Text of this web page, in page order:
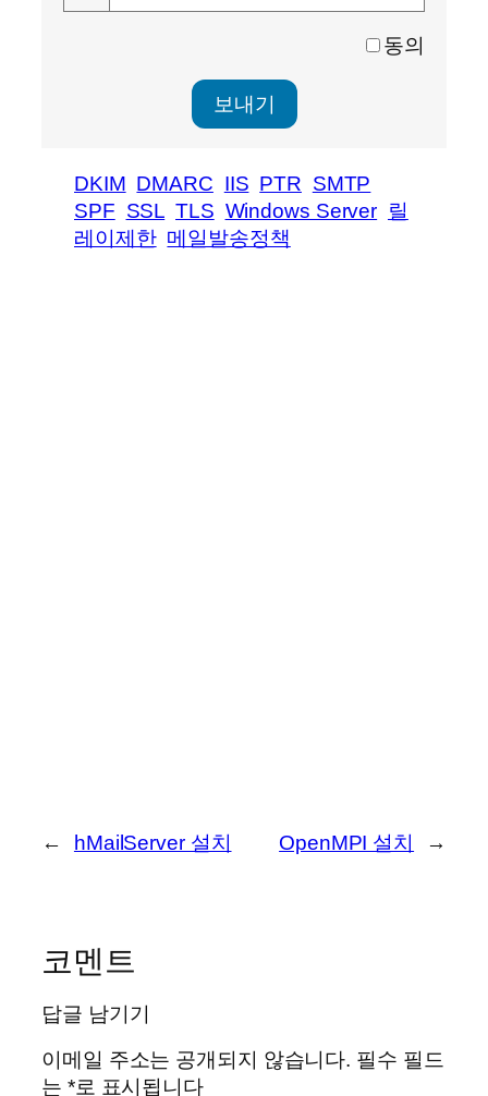
동의
DKIM DMARC IIS PTR SMTP
SPF SSL TLS Windows Server 릴
레이제한 메일발송정책
← hMailServer 설치 OpenMPI 설치 →
코멘트
답글 남기기
이메일 주소는 공개되지 않습니다. 필수 필드
는 *로 표시됩니다